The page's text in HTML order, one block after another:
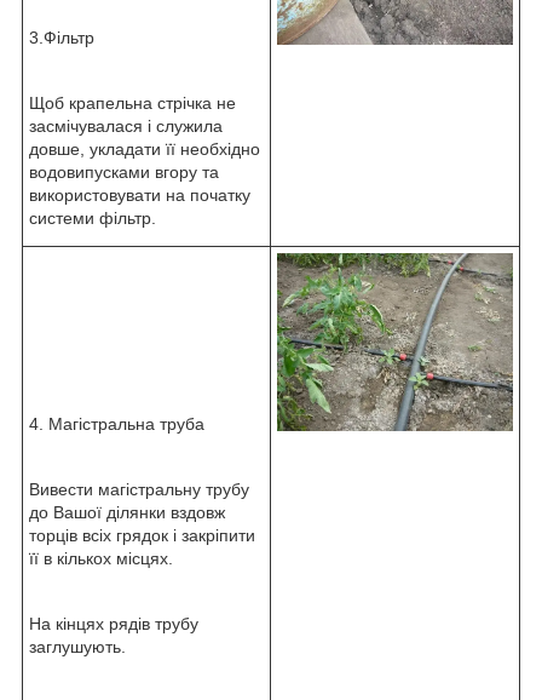
3.Фільтр
Щоб крапельна стрічка не
засмічувалася і служила
довше, укладати її необхідно
водовипусками вгору та
використовувати на початку
системи фільтр.
4. Магістральна труба
Вивести магістральну трубу
до Вашої ділянки вздовж
торців всіх грядок і закріпити
її в кількох місцях.
На кінцях рядів трубу
заглушують.